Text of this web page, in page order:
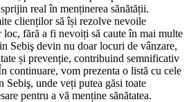
real în menținerea sănătății.
clienților să își rezolve nevoile
fără a fi nevoiți să caute în mai multe
Sebiş devin nu doar locuri de vânzare,
și prevenție, contribuind semnificativ
continuare, vom prezenta o listă cu cele
unde veți putea găsi toate
pentru a vă menține sănătatea.